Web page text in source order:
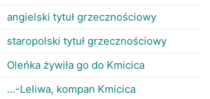
angielski tytuł grzecznościowy
staropolski tytuł grzecznościowy
Oleńka żywiła go do Kmicica
...-Leliwa, kompan Kmicica